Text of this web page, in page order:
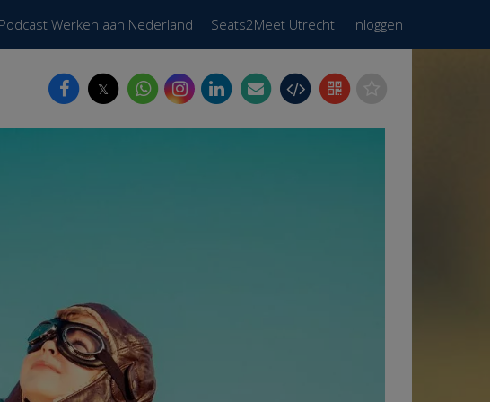
Inloggen
Podcast Werken aan Nederland Seats2Meet Utrecht
𝕏